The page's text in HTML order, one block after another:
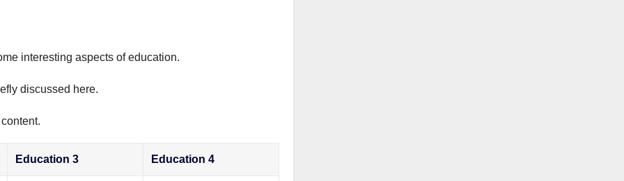
interesting aspects of education.
discussed here.
Education 3 Education 4